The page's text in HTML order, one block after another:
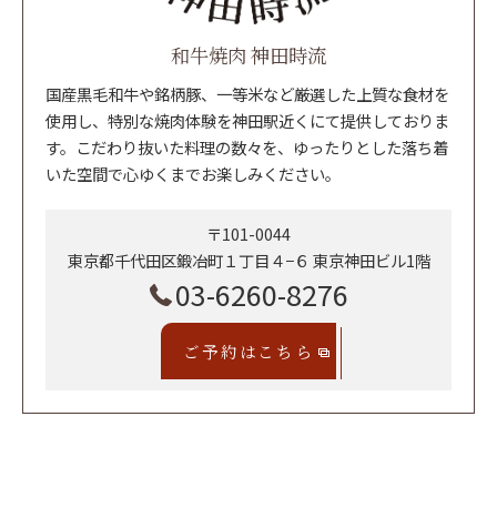
和牛焼肉 神田時流
国産黒毛和牛や銘柄豚、一等米など厳選した上質な食材を
使用し、特別な焼肉体験を神田駅近くにて提供しておりま
す。こだわり抜いた料理の数々を、ゆったりとした落ち着
いた空間で心ゆくまでお楽しみください。
〒101-0044
東京都千代田区鍛冶町１丁目４−６ 東京神田ビル1階
03-6260-8276
ご予約はこちら